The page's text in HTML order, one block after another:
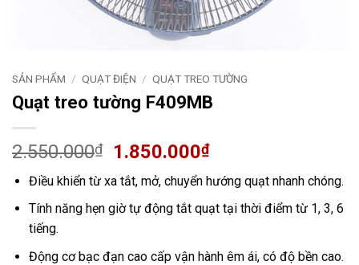
SẢN PHẨM / QUẠT ĐIỆN / QUẠT TREO TƯỜNG
Quạt treo tường F409MB
2.550.000₫
Giá
gốc
là:
2.550.000₫.
1.850.000₫Giá
hiện
tại
là:
Điều khiển từ xa tắt, mở, chuyển hướng quạt nhanh chóng.
Tính năng hẹn giờ tự động tắt quạt tại thời điểm từ 1, 3, 6
tiếng.
Động cơ bạc đạn cao cấp vận hành êm ái, có độ bền cao.